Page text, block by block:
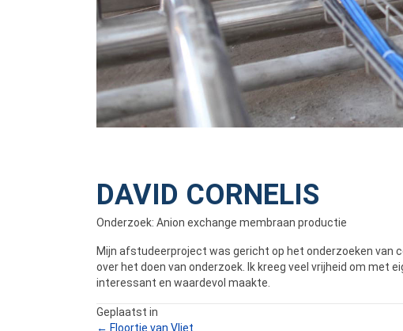
DAVID CORNELIS
Onderzoek: Anion exchange membraan productie
Mijn afstudeerproject was gericht op het onderzoeken van
over het doen van onderzoek. Ik kreeg veel vrijheid om
interessant en waardevol maakte.
Geplaatst in
← Floortje van Vliet